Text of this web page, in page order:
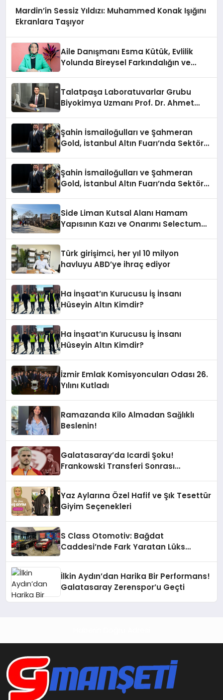
Mardin’in Sessiz Yıldızı: Muhammed Konak Işığını
Ekranlara Taşıyor
Aile Danışmanı Esma Kütük, Evlilik
Yolunda Bireysel Farkındalığın ve
Talatpaşa Laboratuvarlar Grubu
Biyokimya Uzmanı Prof. Dr. Ahmet
Şahin İsmailoğulları ve Şahmeran
Gold, İstanbul Altın Fuarı’nda Sektöre
Şahin İsmailoğulları ve Şahmeran
Gold, İstanbul Altın Fuarı’nda Sektöre
Side Liman Kutsal Alanı Hamam
Yapısının Kazı ve Onarımı Selectum
Türk girişimci, her yıl 10 milyon
havluyu ABD’ye ihraç ediyor
Ha İnşaat’ın Kurucusu İş İnsanı
Hüseyin Altın Kimdir?
Ha İnşaat’ın Kurucusu İş İnsanı
Hüseyin Altın Kimdir?
İzmir Emlak Komisyoncuları Odası 26.
Yılını Kutladı
Ramazanda Kilo Almadan Sağlıklı
Beslenin!
Galatasaray’da Icardi Şoku!
Frankowski Transferi Sonrası
Yaz Aylarına Özel Hafif ve Şık Tesettür
Giyim Seçenekleri
S Class Otomotiv: Bağdat
Caddesi’nde Fark Yaratan Lüks
İlkin Aydın’dan Harika Bir Performans!
Galatasaray Zerenspor’u Geçti